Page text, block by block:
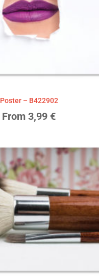
Poster – B422902
From 3,99 €